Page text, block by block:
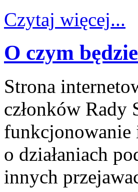
Czytaj więcej...
O czym
Strona
członków Rady
funkcjonowanie
o działaniach
innych